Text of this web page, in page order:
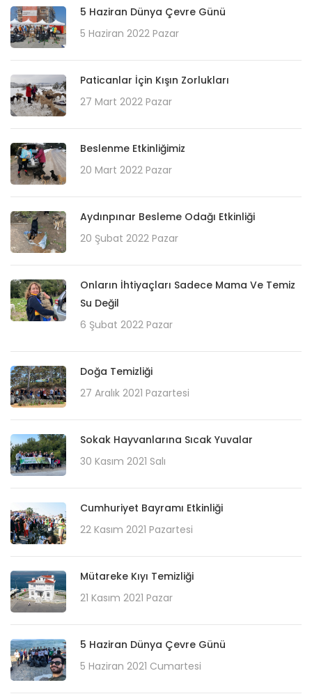
5 Haziran Dünya Çevre Günü
5 Haziran 2022 Pazar
Paticanlar İçin Kışın Zorlukları
27 Mart 2022 Pazar
Beslenme Etkinliğimiz
20 Mart 2022 Pazar
Aydınpınar Besleme Odağı Etkinliği
20 Şubat 2022 Pazar
Onların İhtiyaçları Sadece Mama Ve Temiz
Su Değil
6 Şubat 2022 Pazar
Doğa Temizliği
27 Aralık 2021 Pazartesi
Sokak Hayvanlarına Sıcak Yuvalar
30 Kasım 2021 Salı
Cumhuriyet Bayramı Etkinliği
22 Kasım 2021 Pazartesi
Mütareke Kıyı Temizliği
21 Kasım 2021 Pazar
5 Haziran Dünya Çevre Günü
5 Haziran 2021 Cumartesi